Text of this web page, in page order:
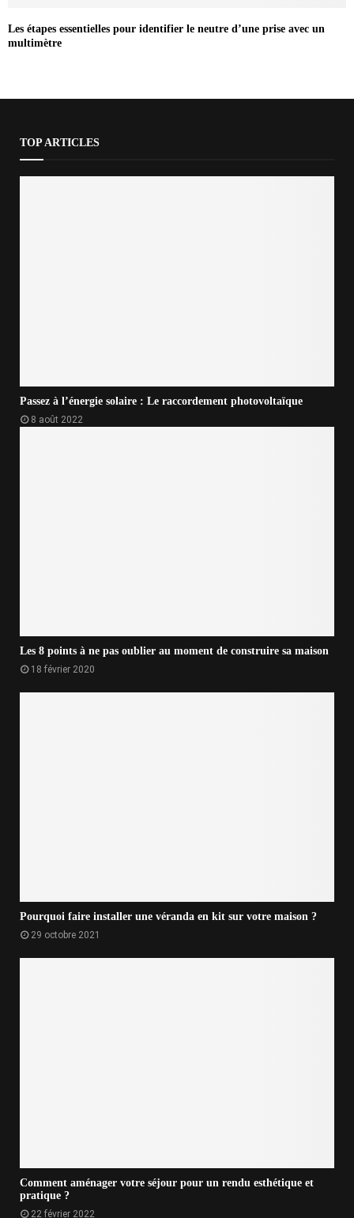
Les étapes essentielles pour identifier le neutre d’une prise avec un
multimètre
TOP ARTICLES
Passez à l’énergie solaire : Le raccordement photovoltaïque
8 août 2022
Les 8 points à ne pas oublier au moment de construire sa maison
18 février 2020
Pourquoi faire installer une véranda en kit sur votre maison ?
29 octobre 2021
Comment aménager votre séjour pour un rendu esthétique et
pratique ?
22 février 2022